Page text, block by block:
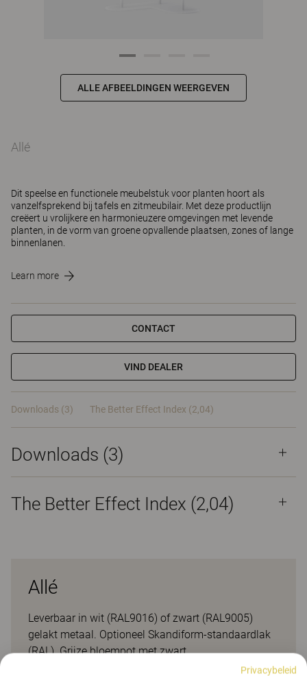
ALLE AFBEELDINGEN WEERGEVEN
Allé
Dit speelse en functionele meubelstuk voor planten hoort als
vanzelfsprekend bij tafels en zitmeubilair. Met deze productlijn
creëert u vrolijkere en harmonieuzere omgevingen met levende
planten, in de vorm van groene opvallende plaatsen, zones of lange
binnenlanen.
Learn more
CONTACT
VIND DEALER
Downloads (3) The Better Effect Index (2,04)
Downloads (3)
The Better Effect Index (2,04)
Allé
Leverbaar in wit (RAL9016) of zwart (RAL9005)
gelakt metaal. Optioneel Skandiform-standaardlak
(RAL). Grijze bloempot met zwart
zelfbewateringselement van 100% gerecycleerdPrivacybeleid